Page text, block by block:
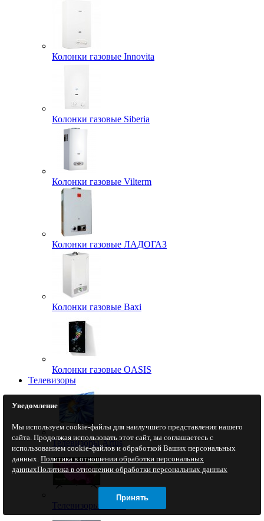
Колонки газовые Innovita
Колонки газовые Siberia
Колонки газовые Vilterm
Колонки газовые ЛАДОГАЗ
Колонки газовые Baxi
Колонки газовые OASIS
Телевизоры
Телевизоры Artus
Телевизоры BAFF
Уведомление
Мы используем cookie-файлы для наилучшего представления нашего
сайта. Продолжая использовать этот сайт, вы соглашаетесь с
использованием cookie-файлов и обработкой Ваших персональных
данных. Политика в отношении обработки персональных
данныхПолитика в отношении обработки персональных данных
Принять